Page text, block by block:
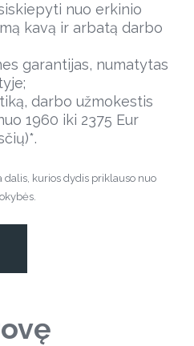
nuo erkinio
kavą ir arbatą darbo
garantijas, numatytas
darbo užmokestis
1960 iki 2375 Eur
dalis, kurios dydis priklauso nuo